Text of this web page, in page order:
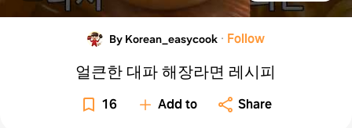
By Korean_easycook · Follow
얼큰한 대파 해장라면 레시피
16 Add to Share